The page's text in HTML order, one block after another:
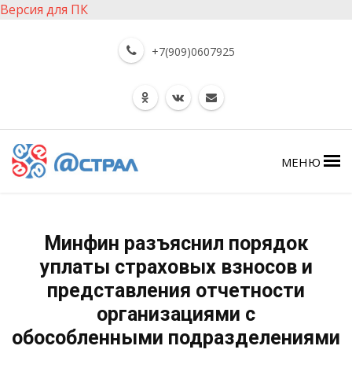
Версия для ПК
+7(909)0607925
МЕНЮ
Минфин разъяснил порядок
уплаты страховых взносов и
представления отчетности
организациями с
обособленными подразделениями